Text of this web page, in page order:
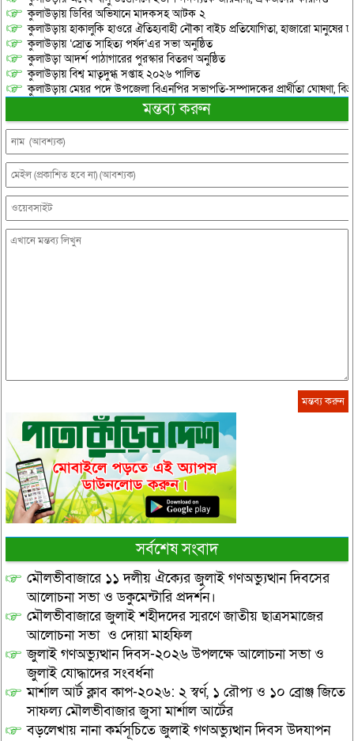
কুলাউড়ায় ডিবির অভিযানে মাদকসহ আটক ২
কুলাউড়ায় হাকালুকি হাওরে ঐতিহ্যবাহী নৌকা বাইচ প্রতিযোগিতা, হাজারো মানুষের
কুলাউড়ায় ‘স্রোত সাহিত্য পর্ষদ’এর সভা অনুষ্ঠিত
কুলাউড়া আদর্শ পাঠাগারের পুরস্কার বিতরণ অনুষ্ঠিত
কুলাউড়ায় বিশ্ব মাতৃদুগ্ধ সপ্তাহ ২০২৬ পালিত
কুলাউড়ায় মেয়র পদে উপজেলা বিএনপির সভাপতি-সম্পাদকের প্রার্থীতা ঘোষণা,
মন্তব্য করুন
সর্বশেষ সংবাদ
মৌলভীবাজারে ১১ দলীয় ঐক্যের জুলাই গণঅভ্যুত্থান দিবসের
আলোচনা সভা ও ডকুমেন্টারি প্রদর্শন।
মৌলভীবাজারে জুলাই শহীদদের স্মরণে জাতীয় ছাত্রসমাজের
আলোচনা সভা ও দোয়া মাহফিল
জুলাই গণঅভ্যুত্থান দিবস-২০২৬ উপলক্ষে আলোচনা সভা ও
জুলাই যোদ্ধাদের সংবর্ধনা
মার্শাল আর্ট ক্লাব কাপ-২০২৬: ২ স্বর্ণ, ১ রৌপ্য ও ১০ ব্রোঞ্জ জিতে
সাফল্য মৌলভীবাজার জুসা মার্শাল আর্টের
বড়লেখায় নানা কর্মসূচিতে জুলাই গণঅভ্যুত্থান দিবস উদযাপন